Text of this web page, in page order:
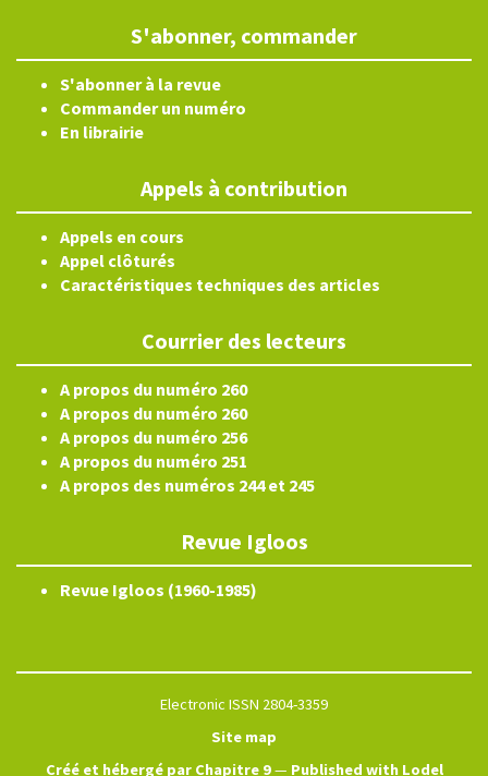
S'abonner, commander
S'abonner à la revue
Commander un numéro
En librairie
Appels à contribution
Appels en cours
Appel clôturés
Caractéristiques techniques des articles
Courrier des lecteurs
A propos du numéro 260
A propos du numéro 260
A propos du numéro 256
A propos du numéro 251
A propos des numéros 244 et 245
Revue Igloos
Revue Igloos (1960-1985)
Electronic ISSN 2804-3359
Site map
Créé et hébergé par Chapitre 9— Published with Lodel